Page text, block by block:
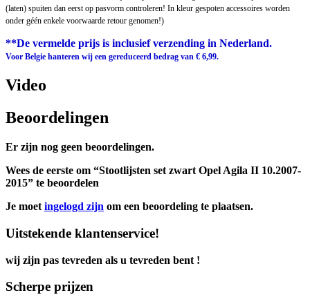
(laten) spuiten dan eerst op pasvorm controleren! In kleur gespoten accessoires worden
onder géén enkele voorwaarde retour genomen!)
**De vermelde prijs is inclusief verzending in Nederland.
Voor Belgie hanteren wij een gereduceerd bedrag van € 6,99.
Video
Beoordelingen
Er zijn nog geen beoordelingen.
Wees de eerste om “Stootlijsten set zwart Opel Agila II 10.2007-
2015” te beoordelen
Je moet ingelogd zijn om een beoordeling te plaatsen.
Uitstekende klantenservice!
wij zijn pas tevreden als u tevreden bent !
Scherpe prijzen